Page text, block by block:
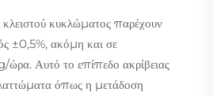
κλειστού κυκλώματος παρέχουν
±0,5%, ακόμη και σε
Αυτό το επίπεδο ακρίβειας
όπως η μετάδοση